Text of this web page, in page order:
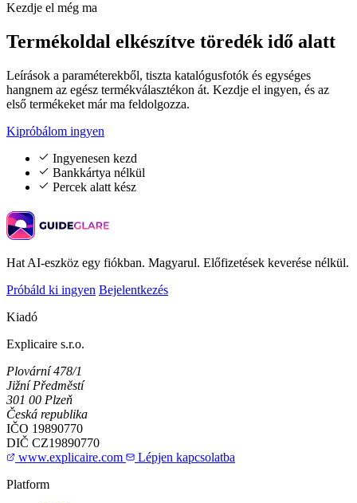
Kezdje el még ma
Termékoldal elkészítve töredék idő alatt
Leírások a paraméterekből, tiszta katalógusfotók és egységes
hangnem az egész termékválasztékon át. Kezdje el ingyen, és az
első termékeket már ma feldolgozza.
Kipróbálom ingyen
Ingyenesen kezd
Bankkártya nélkül
Percek alatt kész
Hat AI-eszköz egy fiókban. Magyarul. Előfizetések keverése nélkül.
Próbáld ki ingyen Bejelentkezés
Kiadó
Explicaire s.r.o.
Plovární 478/1
Jižní Předměstí
301 00 Plzeň
Česká republika
IČO 19890770
DIČ CZ19890770
www.explicaire.com
Lépjen kapcsolatba
Platform